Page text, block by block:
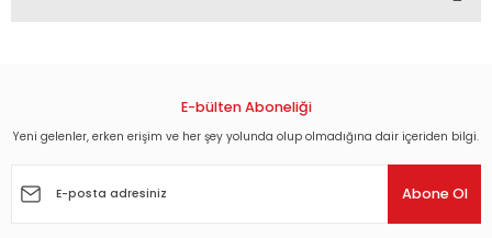
Görüş ve önerileriniz için teşekkür ederiz.
Ürün açıklamasında eksik bilgiler bulunuyor.
E-bülten Aboneliği
Yeni gelenler, erken erişim ve her şey yolunda olup olmadığına dair içeriden bilgi.
Abone Ol